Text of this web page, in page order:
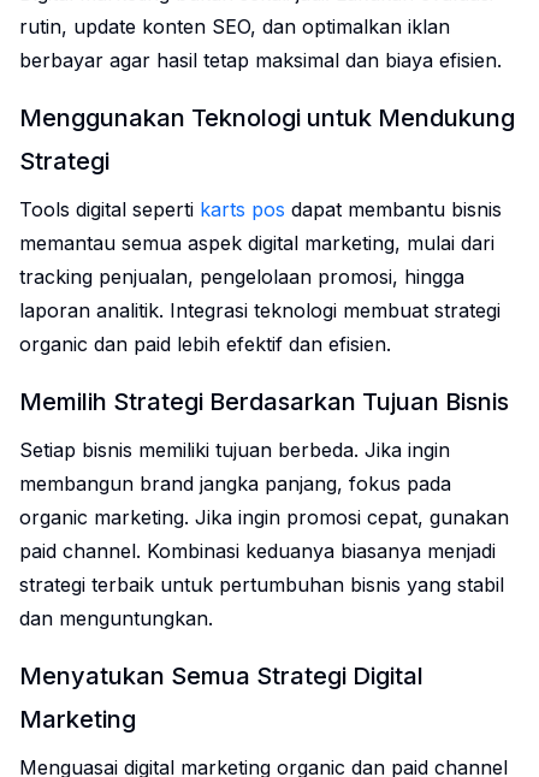
rutin, update konten SEO, dan optimalkan iklan
berbayar agar hasil tetap maksimal dan biaya efisien.
Menggunakan Teknologi untuk Mendukung
Strategi
Tools digital seperti karts pos dapat membantu bisnis
memantau semua aspek digital marketing, mulai dari
tracking penjualan, pengelolaan promosi, hingga
laporan analitik. Integrasi teknologi membuat strategi
organic dan paid lebih efektif dan efisien.
Memilih Strategi Berdasarkan Tujuan Bisnis
Setiap bisnis memiliki tujuan berbeda. Jika ingin
membangun brand jangka panjang, fokus pada
organic marketing. Jika ingin promosi cepat, gunakan
paid channel. Kombinasi keduanya biasanya menjadi
strategi terbaik untuk pertumbuhan bisnis yang stabil
dan menguntungkan.
Menyatukan Semua Strategi Digital
Marketing
Menguasai digital marketing organic dan paid channel